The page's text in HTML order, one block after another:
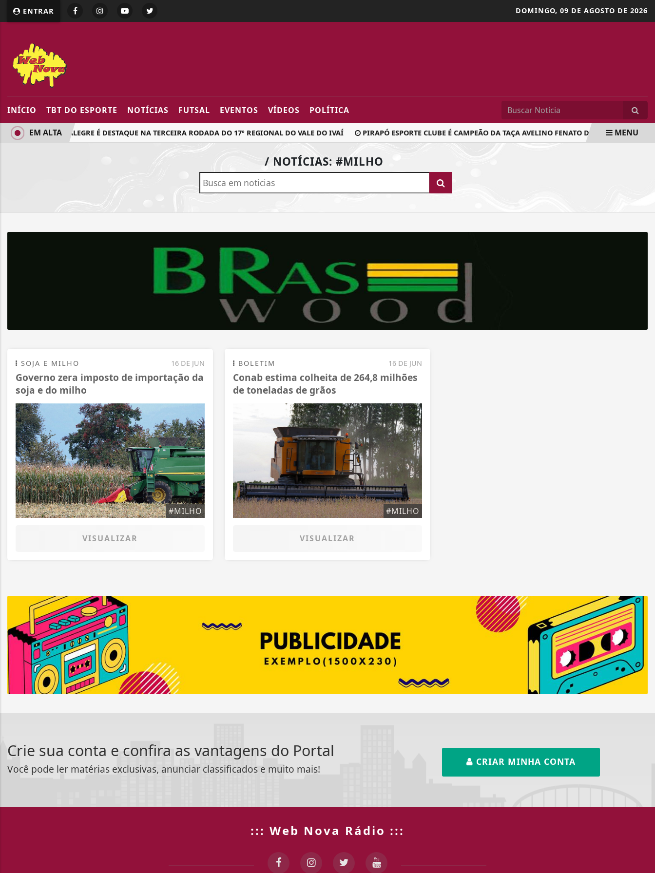
google.com, pub-5218898159836688, DIRECT, f08c47fec0942fa0
ENTRAR DOMINGO, 09 DE AGOSTO DE 2026
INÍCIO TBT DO ESPORTE NOTÍCIAS FUTSAL EVENTOS VÍDEOS POLÍTICA
JARDIM ALEGRE É DESTAQUE NA TERCEIRA RODADA DO 17º REGIONAL DO VALE DO IVAÍ PIRAPÓ ESPORTE CLUBE É CAMPEÃO DA TAÇA AVELINO FENATO DE FUTEBOL MASTER
EM ALTA MENU
/ NOTÍCIAS: #MILHO
16 DE JUN
SOJA E MILHO
Governo zera imposto de importação da
soja e do milho
#MILHO
VISUALIZAR
16 DE JUN
BOLETIM
Conab estima colheita de 264,8 milhões
de toneladas de grãos
#MILHO
VISUALIZAR
Crie sua conta e confira as vantagens do Portal
Você pode ler matérias exclusivas, anunciar classificados e muito mais!
CRIAR MINHA CONTA
::: Web Nova Rádio :::